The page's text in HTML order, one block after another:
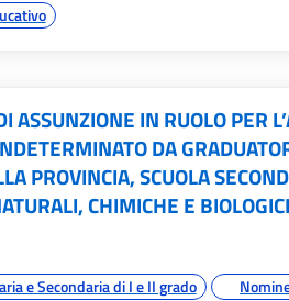
ASSUNZIONE IN RUOLO PER
DA
PROVINCIA, SCUOLA
CHIMICHE E
e Secondaria di I e II grado